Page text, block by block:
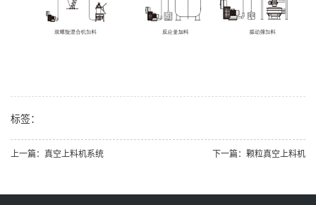
标签：
上一篇：真空上料机系统 下一篇：颗粒真空上料机